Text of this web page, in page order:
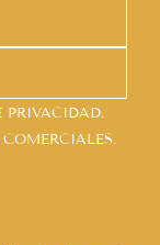
PRIVACIDAD.